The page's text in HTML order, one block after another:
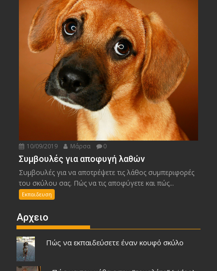
10/09/2019 Μάρσα 0
Συμβουλές για αποφυγή λαθών
Συμβουλές για να αποτρέψετε τις λάθος συμπεριφορές
του σκύλου σας. Πώς να τις αποφύγετε και πώς...
Εκπαιδευση
Αρχειο
Πώς να εκπαιδεύσετε έναν κουφό σκύλο